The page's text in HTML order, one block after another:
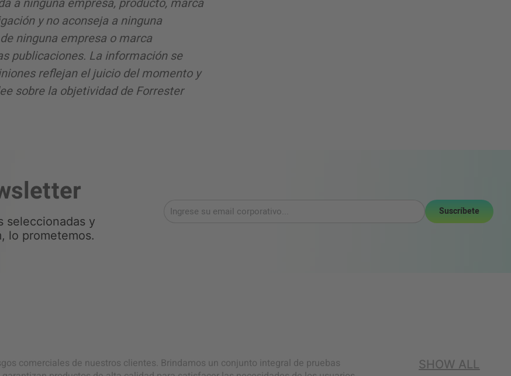
y no aconseja a ninguna
ninguna empresa o marca
publicaciones. La información se
reflejan el juicio del momento y
sobre la objetividad de Forrester
seleccionadas y
lo prometemos.
Suscríbete
comerciales de nuestros clientes. Brindamos un conjunto integral de pruebas
SHOW ALL